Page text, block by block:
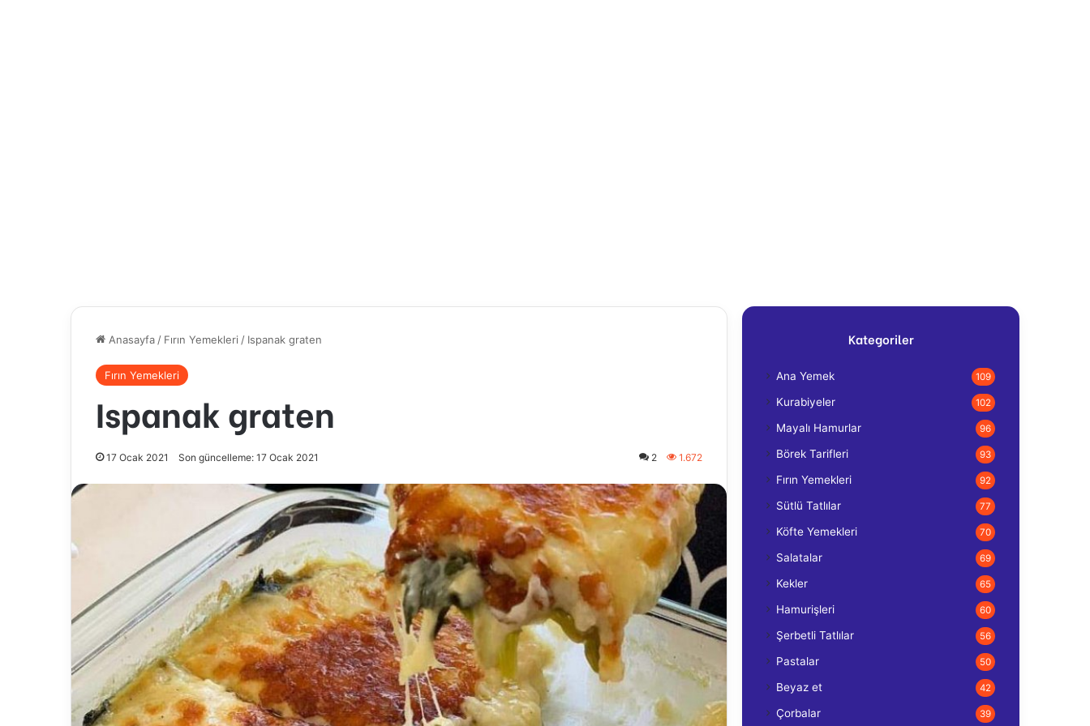
Anasayfa / Fırın Yemekleri / Ispanak graten
Fırın Yemekleri
Ispanak graten
17 Ocak 2021 Son güncelleme: 17 Ocak 2021 2 1.672
Kategoriler
Ana Yemek 109
Kurabiyeler 102
Mayalı Hamurlar 96
Börek Tarifleri 93
Fırın Yemekleri 92
Sütlü Tatlılar 77
Köfte Yemekleri 70
Salatalar 69
Kekler 65
Hamurişleri 60
Şerbetli Tatlılar 56
Pastalar 50
Beyaz et 42
Çorbalar 39